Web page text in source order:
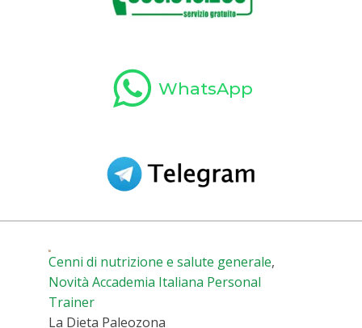
WhatsApp
Cenni di nutrizione e salute generale,
Novità Accademia Italiana Personal
Trainer
La Dieta Paleozona